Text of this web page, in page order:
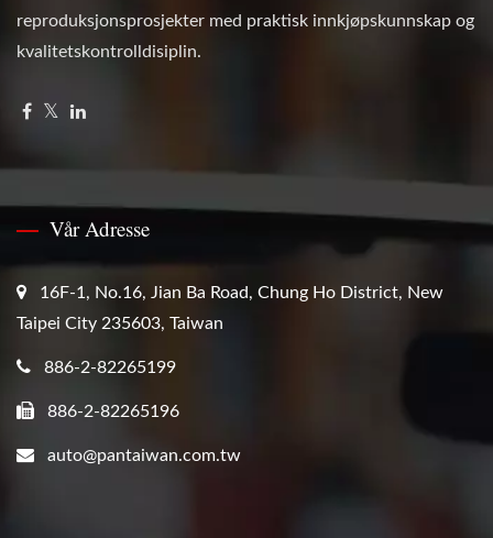
reproduksjonsprosjekter med praktisk innkjøpskunnskap og
kvalitetskontrolldisiplin.
Vår Adresse
16F-1, No.16, Jian Ba Road, Chung Ho District, New
Taipei City 235603, Taiwan
886-2-82265199
886-2-82265196
auto@pantaiwan.com.tw